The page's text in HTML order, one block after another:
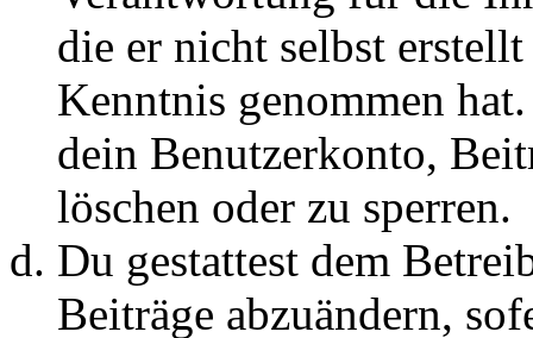
die er nicht selbst
Kenntnis genommen
dein Benutzerkonto,
löschen oder zu sperren.
Du gestattest dem
Beiträge abzuändern,